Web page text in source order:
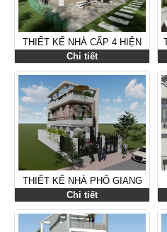
THIẾT KẾ NHÀ CẤP 4 HIỆN
ĐẠI TP.THỦ ĐỨC TPHCM
Chi tiết
THIẾT KẾ NHÀ PHỐ GIANG
ĐIỀN,ĐỒNG NAI
Chi tiết